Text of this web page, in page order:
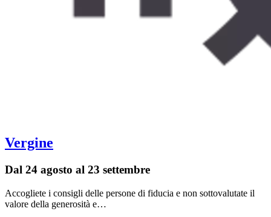
Vergine
Dal 24 agosto al 23 settembre
Accogliete i consigli delle persone di fiducia e non sottovalutate il
valore della generosità e…